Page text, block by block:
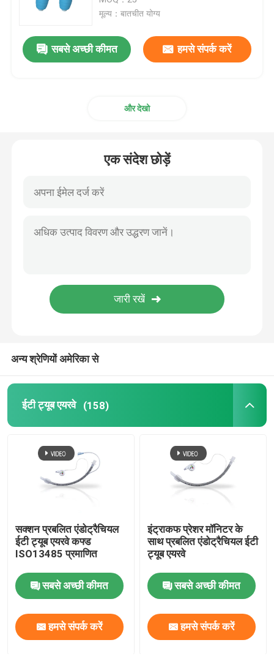
कफ प्रेशर मैनोमीटर
ब्रोन्कियल ब्लॉकर ट्यूब
वीडियो इंट्यूबेशन डिवाइस
व्यक्तिगत सुरक्षा उपकरण पीपीई
एंडोट्रैकियल ट्यूब के घटक
मूल्य：बातचीत योग्य
सबसे अच्छी कीमत हमसे संपर्क करें
और देखो
एक संदेश छोड़ें
अन्य श्रेणियों अमेरिका से
ईटी ट्यूब एयरवे (158)
सक्शन प्रबलित एंडोट्रैचियल
ईटी ट्यूब एयरवे कफ्ड
ISO13485 प्रमाणित
सबसे अच्छी कीमत
हमसे संपर्क करें
इंट्राकफ प्रेशर मॉनिटर के
साथ प्रबलित एंडोट्रैचियल ईटी
ट्यूब एयरवे
सबसे अच्छी कीमत
हमसे संपर्क करें